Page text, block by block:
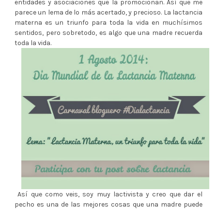
entidades y asociaciones que la promocionan. Así que me
parece un lema de lo más acertado, y precioso. La lactancia
materna es un triunfo para toda la vida en muchísimos
sentidos, pero sobretodo, es algo que una madre recuerda
toda la vida.
Así que como veis, soy muy lactivista y creo que dar el
pecho es una de las mejores cosas que una madre puede